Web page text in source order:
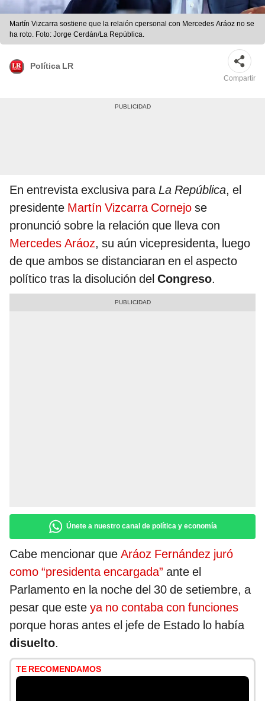
Martín Vizcarra sostiene que la relaión cpersonal con Mercedes Aráoz no se
ha roto. Foto: Jorge Cerdán/La República.
Política LR
Compartir
En entrevista exclusiva paraLa República, el
presidente Martín Vizcarra Cornejo se
pronunció sobre la relación que lleva con
Mercedes Aráoz, su aún vicepresidenta, luego
de que ambos se distanciaran en el aspecto
político tras la disolución del Congreso.
Únete a nuestro canal de política y economía
Cabe mencionar que Aráoz Fernández juró
como “presidenta encargada” ante el
Parlamento en la noche del 30 de setiembre, a
pesar que este ya no contaba con funciones
porque horas antes el jefe de Estado lo había
disuelto.
TE RECOMENDAMOS